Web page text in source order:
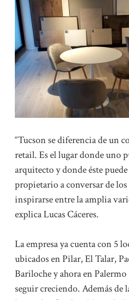
“Tucson se diferencia de un
retail. Es el lugar donde uno
arquitecto y donde éste
propietario a conversar de los
inspirarse entre la amplia
explica Lucas Cáceres.
La empresa ya cuenta con 5
ubicados en Pilar, El Talar,
Bariloche y ahora en
seguir creciendo. Además